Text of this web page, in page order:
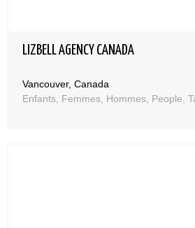
LIZBELL AGENCY CANADA
Vancouver, Canada
Enfants, Femmes, Hommes, People,